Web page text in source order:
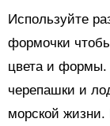
Используйте
формочки
цвета и
черепашки и
морской